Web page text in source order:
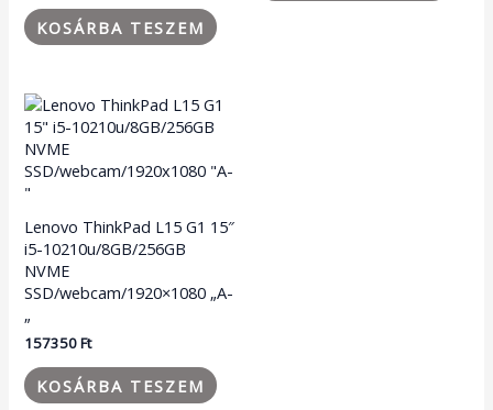
KOSÁRBA TESZEM
Lenovo ThinkPad L15 G1 15″
i5-10210u/8GB/256GB
NVME
SSD/webcam/1920×1080 „A-
„
157350Ft
KOSÁRBA TESZEM